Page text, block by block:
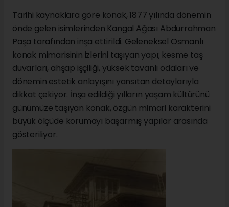
Tarihi kaynaklara göre konak, 1877 yılında dönemin
önde gelen isimlerinden Kangal Ağası Abdurrahman
Paşa tarafından inşa ettirildi. Geleneksel Osmanlı
konak mimarisinin izlerini taşıyan yapı; kesme taş
duvarları, ahşap işçiliği, yüksek tavanlı odaları ve
dönemin estetik anlayışını yansıtan detaylarıyla
dikkat çekiyor. İnşa edildiği yılların yaşam kültürünü
günümüze taşıyan konak, özgün mimari karakterini
büyük ölçüde korumayı başarmış yapılar arasında
gösteriliyor.